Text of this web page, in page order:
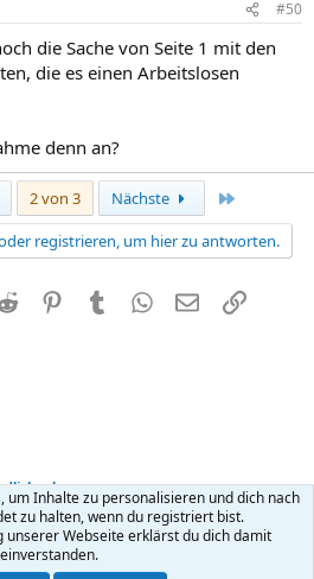
#50
die Sache von Seite 1 mit den
die es einen Arbeitslosen
denn an?
2 von 3 Nächste
registrieren, um hier zu antworten.
Reddit PinterestTumblr WhatsApp
E-MailLink
schwanger
Datenschutz Hilfe
R
um Inhalte zu personalisieren und dich nach
zu halten, wenn du registriert bist.
unserer Webseite erklärst du dich damit
einverstanden.